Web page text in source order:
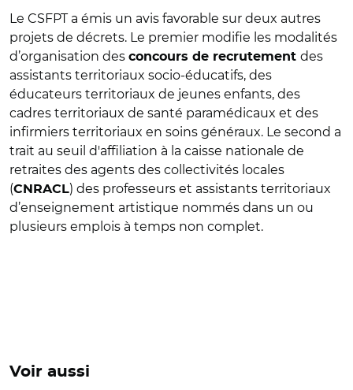
Le CSFPT a émis un avis favorable sur deux autres
projets de décrets. Le premier modifie les modalités
d’organisation des concours de recrutement des
assistants territoriaux socio-éducatifs, des
éducateurs territoriaux de jeunes enfants, des
cadres territoriaux de santé paramédicaux et des
infirmiers territoriaux en soins généraux. Le second a
trait au seuil d'affiliation à la caisse nationale de
retraites des agents des collectivités locales
(CNRACL) des professeurs et assistants territoriaux
d’enseignement artistique nommés dans un ou
plusieurs emplois à temps non complet.
Voir aussi